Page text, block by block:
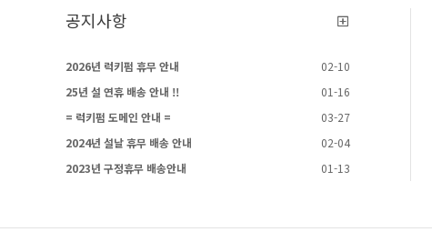
공지사항
2026년 럭키펌 휴무 안내
02-10
25년 설 연휴 배송 안내 !!
01-16
= 럭키펌 도메인 안내 =
03-27
2024년 설날 휴무 배송 안내
02-04
2023년 구정휴무 배송안내
01-13